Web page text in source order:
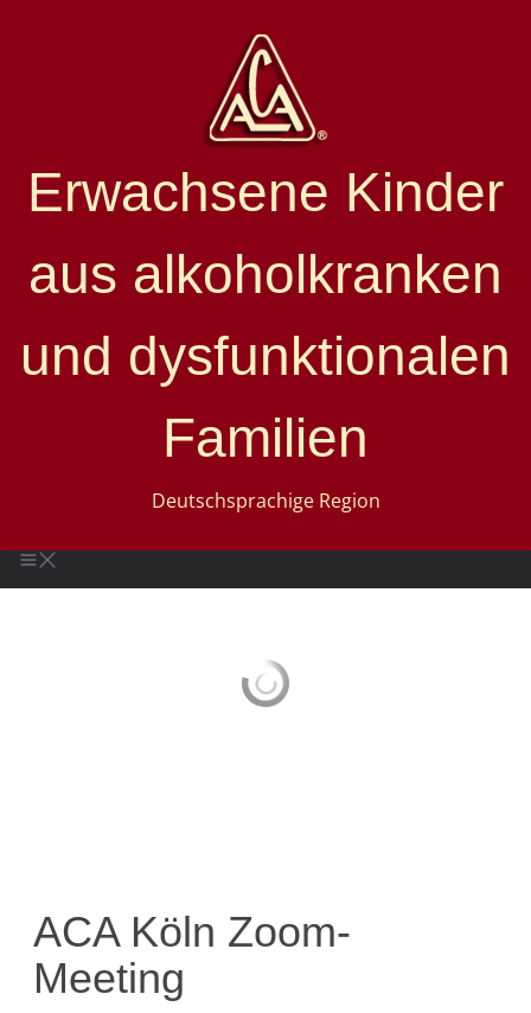
Erwachsene Kinder
aus alkoholkranken
und dysfunktionalen
Familien
Deutschsprachige Region
ACA Köln Zoom-
Meeting